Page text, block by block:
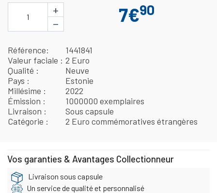
1
+
−
7€90
Référence
1441841
Valeur faciale
2 Euro
Qualité
Neuve
Pays
Estonie
Millésime
2022
Émission
1000000 exemplaires
Livraison
Sous capsule
Catégorie
2 Euro commémoratives étrangères
Vos garanties & Avantages Collectionneur
Livraison sous capsule
Un service de qualité et personnalisé